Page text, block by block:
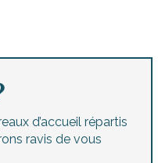
d’accueil répartis
ravis de vous